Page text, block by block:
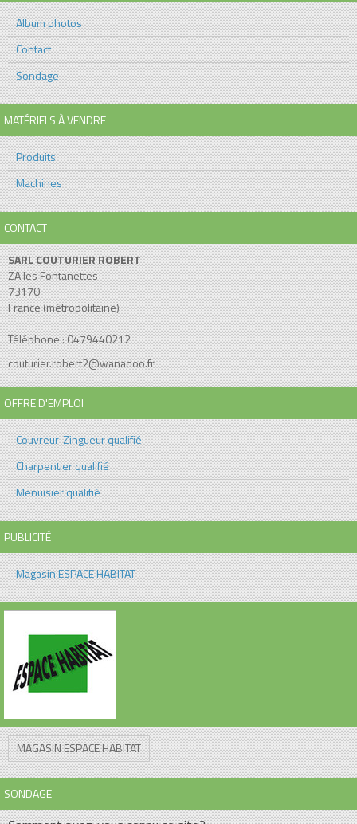
Album photos
Contact
Sondage
MATÉRIELS À VENDRE
Produits
Machines
CONTACT
SARL COUTURIER ROBERT
ZA les Fontanettes
73170
France (métropolitaine)
Téléphone : 0479440212
couturier.robert2@wanadoo.fr
OFFRE D'EMPLOI
Couvreur-Zingueur qualifié
Charpentier qualifié
Menuisier qualifié
PUBLICITÉ
Magasin ESPACE HABITAT
MAGASIN ESPACE HABITAT
SONDAGE